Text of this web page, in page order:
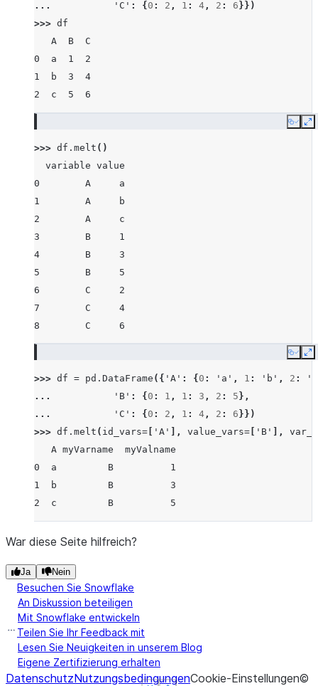
...
'C' : { 0 : 2 , 1 : 4 , 2 : 6 }})
>>> df
   A  B  C
0  a  1  2
1  b  3  4
2  c  5  6
Copy
>>> df . melt ()
  variable value
0        A     a
1        A     b
2        A     c
3        B     1
4        B     3
5        B     5
6        C     2
7        C     4
8        C     6
Copy
>>> df = pd . DataFrame ({ 'A' : { 0 : 'a' , 1 : 'b' , 2 :
...
'B' : { 0 : 1 , 1 : 3 , 2 : 5 },
...
'C' : { 0 : 2 , 1 : 4 , 2 : 6 }})
>>> df . melt ( id_vars= 'A' ], value_vars= 'B' ],
   A myVarname  myValname
0  a         B          1
1  b         B          3
2  c         B          5
War diese Seite hilfreich?
Ja Nein
Besuchen Sie Snowflake
An Diskussion beteiligen
Mit Snowflake entwickeln
Teilen Sie Ihr Feedback mit
Lesen Sie Neuigkeiten in unserem Blog
Eigene Zertifizierung erhalten
DatenschutzNutzungsbedingungenCookie-Einstellungen©